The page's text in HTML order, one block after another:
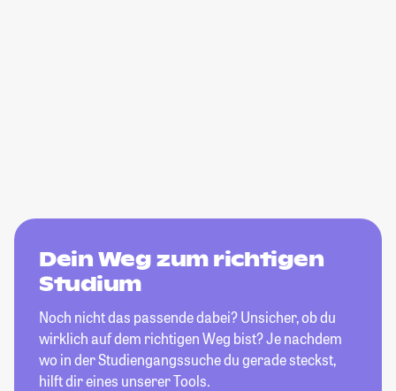
Dein Weg zum richtigen
Studium
Noch nicht das passende dabei? Unsicher, ob du
wirklich auf dem richtigen Weg bist? Je nachdem
wo in der Studiengangssuche du gerade steckst,
hilft dir eines unserer Tools.